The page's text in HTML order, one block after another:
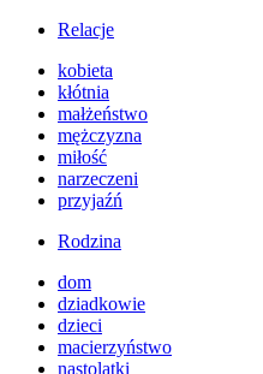
Relacje
kobieta
kłótnia
małżeństwo
mężczyzna
miłość
narzeczeni
przyjaźń
Rodzina
dom
dziadkowie
dzieci
macierzyństwo
nastolatki